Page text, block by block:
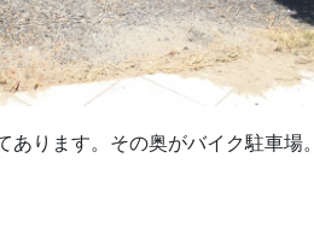
ります。その奥がバイク駐車場。